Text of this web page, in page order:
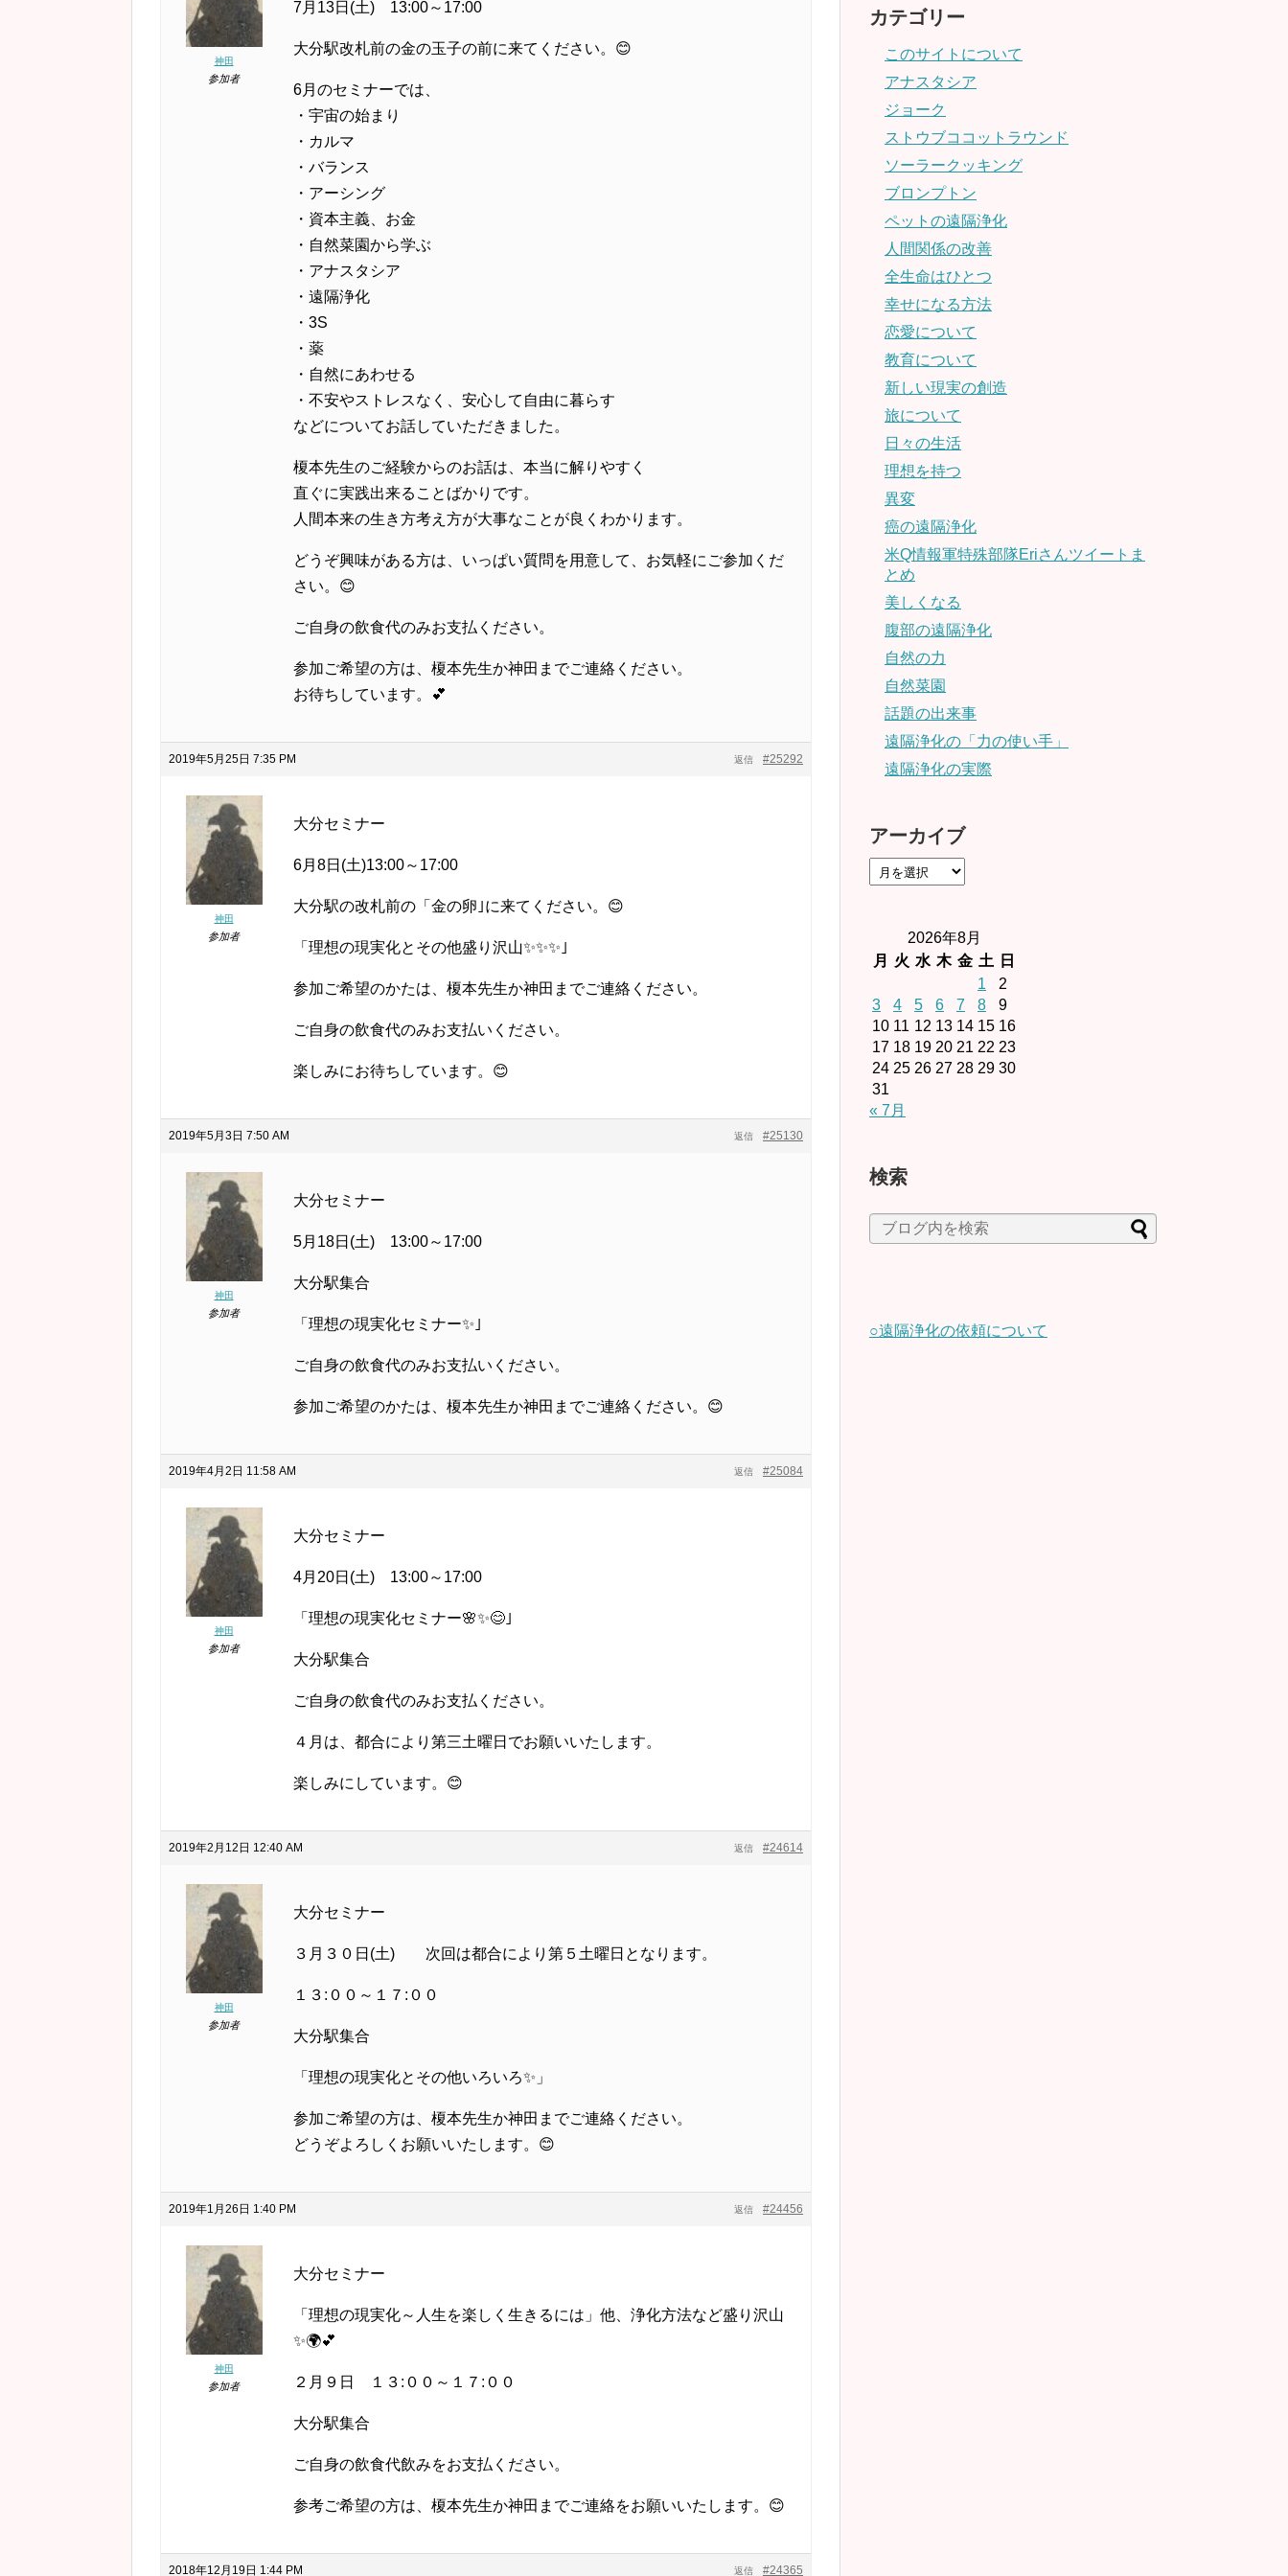
神田
参加者
7月13日(土) 13:00～17:00
大分駅改札前の金の玉子の前に来てください。😊
6月のセミナーでは、
・宇宙の始まり
・カルマ
・バランス
・アーシング
・資本主義、お金
・自然菜園から学ぶ
・アナスタシア
・遠隔浄化
・3S
・薬
・自然にあわせる
・不安やストレスなく、安心して自由に暮らす
などについてお話していただきました。
榎本先生のご経験からのお話は、本当に解りやすく
直ぐに実践出来ることばかりです。
人間本来の生き方考え方が大事なことが良くわかります。
どうぞ興味がある方は、いっぱい質問を用意して、お気軽にご参加くだ
さい。😊
ご自身の飲食代のみお支払ください。
参加ご希望の方は、榎本先生か神田までご連絡ください。
お待ちしています。💕
2019年5月25日 7:35 PM #25292
返信
神田
参加者
大分セミナー
6月8日(土)13:00～17:00
大分駅の改札前の「金の卵｣に来てください。😊
「理想の現実化とその他盛り沢山✨✨✨｣
参加ご希望のかたは、榎本先生か神田までご連絡ください。
ご自身の飲食代のみお支払いください。
楽しみにお待ちしています。😊
2019年5月3日 7:50 AM #25130
返信
神田
参加者
大分セミナー
5月18日(土) 13:00～17:00
大分駅集合
「理想の現実化セミナー✨｣
ご自身の飲食代のみお支払いください。
参加ご希望のかたは、榎本先生か神田までご連絡ください。😊
2019年4月2日 11:58 AM #25084
返信
神田
参加者
大分セミナー
4月20日(土) 13:00～17:00
「理想の現実化セミナー🌸✨😊｣
大分駅集合
ご自身の飲食代のみお支払ください。
４月は、都合により第三土曜日でお願いいたします。
楽しみにしています。😊
2019年2月12日 12:40 AM #24614
返信
神田
参加者
大分セミナー
３月３０日(土) 次回は都合により第５土曜日となります。
１３:００～１７:００
大分駅集合
「理想の現実化とその他いろいろ✨」
参加ご希望の方は、榎本先生か神田までご連絡ください。
どうぞよろしくお願いいたします。😊
2019年1月26日 1:40 PM #24456
返信
神田
参加者
大分セミナー
「理想の現実化～人生を楽しく生きるには」他、浄化方法など盛り沢山
✨🌍💕
２月９日 １３:００～１７:００
大分駅集合
ご自身の飲食代飲みをお支払ください。
参考ご希望の方は、榎本先生か神田までご連絡をお願いいたします。😊
2018年12月19日 1:44 PM #24365
返信
カテゴリー
このサイトについて
アナスタシア
ジョーク
ストウブココットラウンド
ソーラークッキング
ブロンプトン
ペットの遠隔浄化
人間関係の改善
全生命はひとつ
幸せになる方法
恋愛について
教育について
新しい現実の創造
旅について
日々の生活
理想を持つ
異変
癌の遠隔浄化
米Q情報軍特殊部隊Eriさんツイートま
とめ
美しくなる
腹部の遠隔浄化
自然の力
自然菜園
話題の出来事
遠隔浄化の「力の使い手」
遠隔浄化の実際
アーカイブ
2026年8月
月
火 水 木 金 土
日
1
2
3
4 5 6 7 8
9
10 11 12 13 14 15 16
17 18 19 20 21 22 23
24 25 26 27 28 29 30
31
« 7月
検索
○遠隔浄化の依頼について